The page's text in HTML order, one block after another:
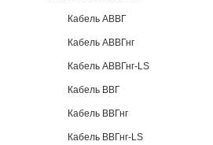
Кабель АВВГ
Кабель АВВГнг
Кабель АВВГнг-LS
Кабель ВВГ
Кабель ВВГнг
Кабель ВВГнг-LS